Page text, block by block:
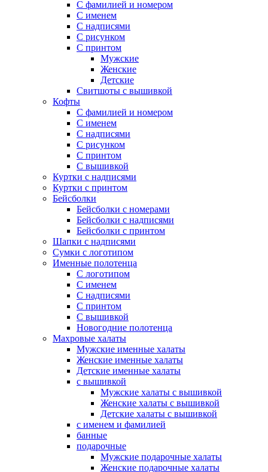
С фамилией и номером
С именем
С надписями
С рисунком
С принтом
Мужские
Женские
Детские
Свитшоты с вышивкой
Кофты
С фамилией и номером
С именем
С надписями
С рисунком
С принтом
С вышивкой
Куртки с надписями
Куртки с принтом
Бейсболки
Бейсболки с номерами
Бейсболки с надписями
Бейсболки с принтом
Шапки с надписями
Сумки с логотипом
Именные полотенца
С логотипом
С именем
С надписями
С принтом
С вышивкой
Новогодние полотенца
Махровые халаты
Мужские именные халаты
Женские именные халаты
Детские именные халаты
с вышивкой
Мужские халаты с вышивкой
Женские халаты с вышивкой
Детские халаты с вышивкой
с именем и фамилией
банные
подарочные
Мужские подарочные халаты
Женские подарочные халаты